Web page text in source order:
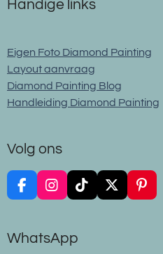
Handige links
Eigen Foto Diamond Painting
Layout aanvraag
Diamond Painting Blog
Handleiding Diamond Painting
Volg ons
F
a
e
b
I
n
a
T
i
X
P
i
WhatsApp